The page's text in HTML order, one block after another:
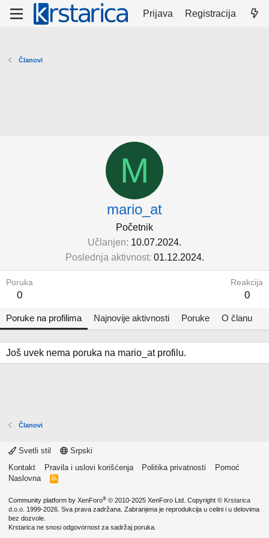
Prijava Registracija
Članovi
M
mario_at
Početnik
Učlanjen 10.07.2024.
Poslednja aktivnost 01.12.2024.
Poruka
0
Reakcija
0
Poruke na profilima Najnovije aktivnosti Poruke O članu
Još uvek nema poruka na mario_at profilu.
Članovi
Svetli stil
Srpski
Kontakt
Pravila i uslovi korišćenja Politika privatnosti
Pomoć
Naslovna
R
Community platform by XenForo® © 2010-2025 XenForo Ltd. Copyright © Krstarica
d.o.o. 1999-2026. Sva prava zadržana. Zabranjena je reprodukcija u celini i u delovima
bez dozvole.
Krstarica ne snosi odgovornost za sadržaj poruka.